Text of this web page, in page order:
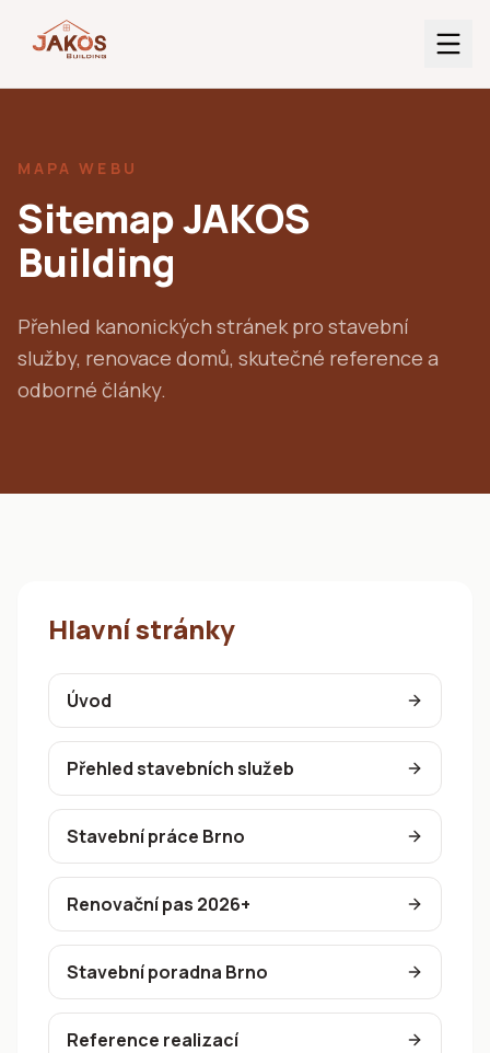
MAPA WEBU
Sitemap JAKOS
Building
Přehled kanonických stránek pro stavební
služby, renovace domů, skutečné reference a
odborné články.
Hlavní stránky
Úvod
Přehled stavebních služeb
Stavební práce Brno
Renovační pas 2026+
Stavební poradna Brno
Reference realizací